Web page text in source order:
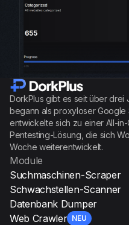
DorkPlus gibt es seit über drei
begann als proxyloser Google
entwickelte sich zu einer All-
Pentesting-Lösung, die sich
Woche weiterentwickelt.
Module
Suchmaschinen-Scraper
Schwachstellen-Scanner
Datenbank Dumper
Web Crawler NEU